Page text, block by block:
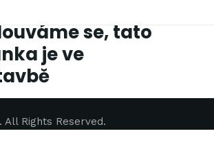
se, tato
je ve
All Rights Reserved.